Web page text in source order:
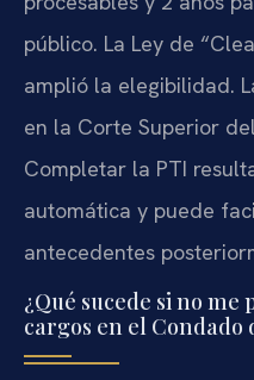
público. La Ley de
amplió la elegibilidad.
en la Corte Superior
Completar la PTI
automática y puede
antecedentes
¿Qué sucede si no
cargos en el Condado